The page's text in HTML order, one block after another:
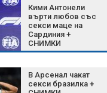
Кими Антонели
върти любов със
секси маце на
Сардиния +
СНИМКИ
В Арсенал чакат
секси бразилка +